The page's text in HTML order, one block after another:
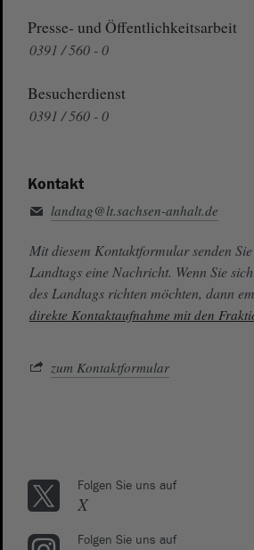
Presse- und Öffentlichkeitsarbeit
0391 / 560 - 0
Besucherdienst
0391 / 560 - 0
Kontakt
landtag@lt.sachsen-anhalt.de
Mit diesem Kontaktformular senden
Landtags eine Nachricht. Wenn Sie
des Landtags richten möchten, dann
direkte Kontaktaufnahme mit den
zum Kontaktformular
Folgen Sie uns auf
X
Folgen Sie uns auf